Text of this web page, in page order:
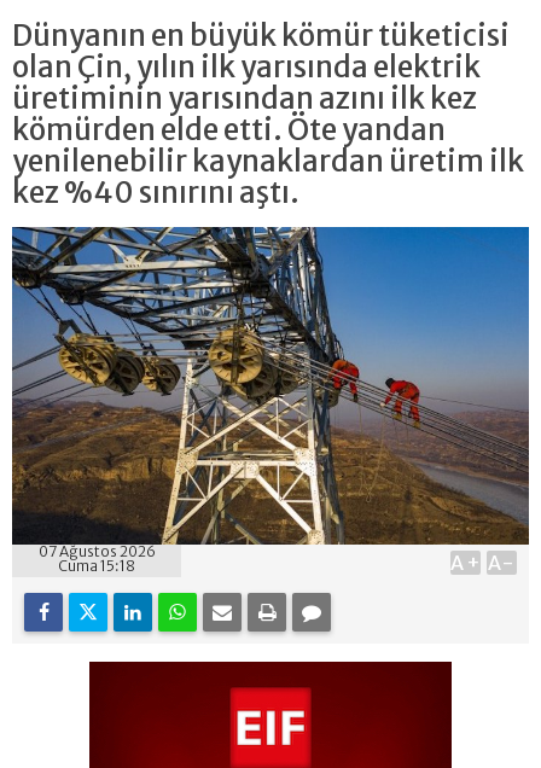
Dünyanın en büyük kömür tüketicisi
olan Çin, yılın ilk yarısında elektrik
üretiminin yarısından azını ilk kez
kömürden elde etti. Öte yandan
yenilenebilir kaynaklardan üretim ilk
kez %40 sınırını aştı.
07 Ağustos 2026
Cuma 15:18
A+ A-